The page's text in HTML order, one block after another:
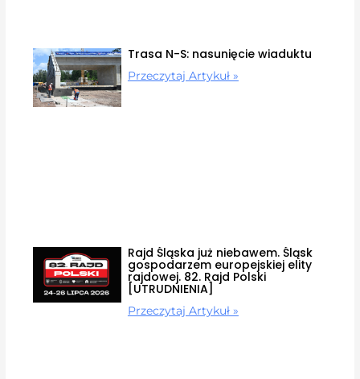
Trasa N-S: nasunięcie wiaduktu
Przeczytaj Artykuł »
Rajd Śląska już niebawem. Śląsk
gospodarzem europejskiej elity
rajdowej. 82. Rajd Polski
[UTRUDNIENIA]
Przeczytaj Artykuł »